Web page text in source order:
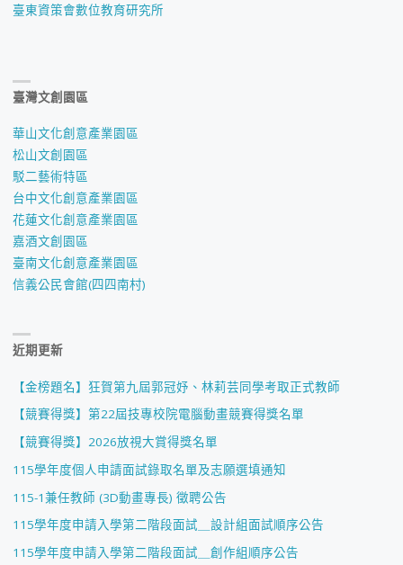
臺東資策會數位教育研究所
臺灣文創園區
華山文化創意產業園區
松山文創園區
駁二藝術特區
台中文化創意產業園區
花蓮文化創意產業園區
嘉酒文創園區
臺南文化創意產業園區
信義公民會館(四四南村)
近期更新
【金榜題名】狂賀第九屆郭冠妤、林莉芸同學考取正式教師
【競賽得獎】第22屆技專校院電腦動畫競賽得獎名單
【競賽得獎】2026放視大賞得獎名單
115學年度個人申請面試錄取名單及志願選填通知
115-1兼任教師 (3D動畫專長) 徵聘公告
115學年度申請入學第二階段面試＿設計組面試順序公告
115學年度申請入學第二階段面試＿創作組順序公告